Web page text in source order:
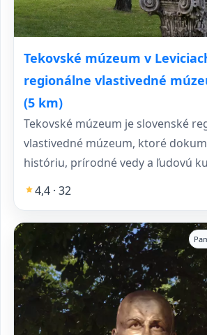
Tekovské múzeum v
regionálne vlastivedné
(5 km)
Tekovské múzeum je slovenské
vlastivedné múzeum, ktoré
históriu, prírodné vedy a ľudovú
4,4 · 32